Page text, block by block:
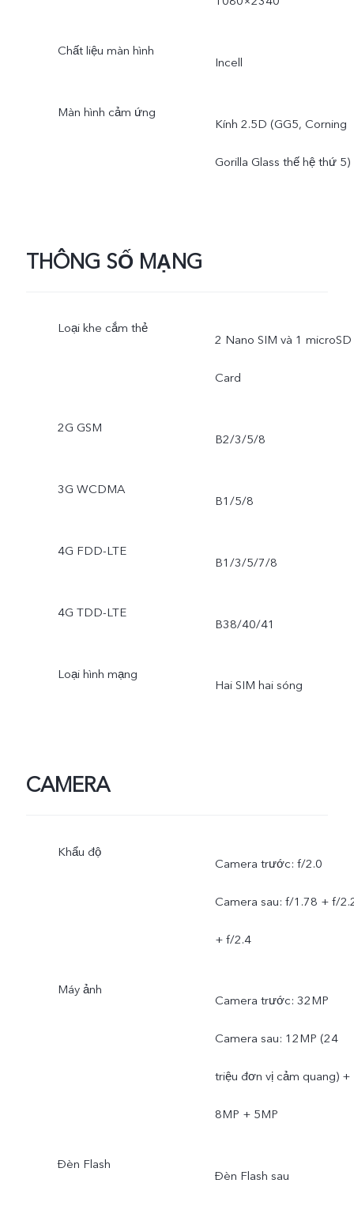
Chất liệu màn hình
Incell
Màn hình cảm ứng
Kính 2.5D (GG5, Corning
Gorilla Glass thế hệ thứ 5)
THÔNG SỐ MẠNG
Loại khe cắm thẻ
2 Nano SIM và 1 microSD
Card
2G GSM
B2/3/5/8
3G WCDMA
B1/5/8
4G FDD-LTE
B1/3/5/7/8
4G TDD-LTE
B38/40/41
Loại hình mạng
Hai SIM hai sóng
CAMERA
Khẩu độ
Camera trước: f/2.0
Camera sau: f/1.78 + f/
+ f/2.4
Máy ảnh
Camera trước: 32MP
Camera sau: 12MP (24
triệu đơn vị cảm quang) +
8MP + 5MP
Đèn Flash
Đèn Flash sau